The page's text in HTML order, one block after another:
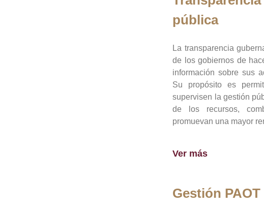
pública
La transparencia
de los gobiernos de
información sobre sus
Su propósito es
supervisen la gestión
de los recursos,
promuevan una mayor
Ver más
Gestión PAOT